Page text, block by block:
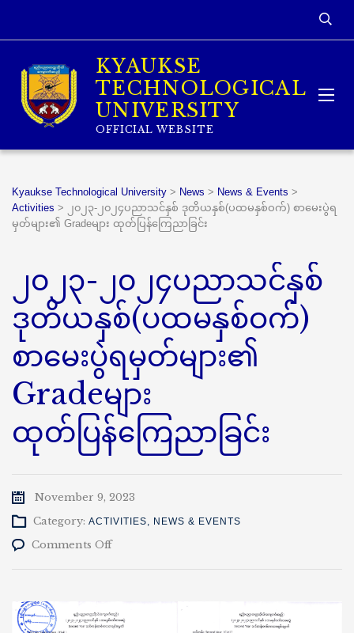
KYAUKSE
TECHNOLOGICAL
UNIVERSITY
OFFICIAL WEBSITE
Kyaukse Technological University > News > News & Events >
Activities >
၂၀၂၃-၂၀၂၄ပညာသင်နှစ် ဒုတိယနှစ်(ပထမနှစ်ဝက်) စာမေးပွဲရ
မှတ်များ၏ Gradeများ ထုတ်ပြန်ကြေညာခြင်း
၂၀၂၃-၂၀၂၄ပညာသင်နှစ်
ဒုတိယနှစ်(ပထမနှစ်ဝက်)
စာမေးပွဲရမှတ်များ၏
Gradeများ
ထုတ်ပြန်ကြေညာခြင်း
November 9, 2023
Category: ACTIVITIES, NEWS & EVENTS
Comments Offon
စာမေးပွဲ